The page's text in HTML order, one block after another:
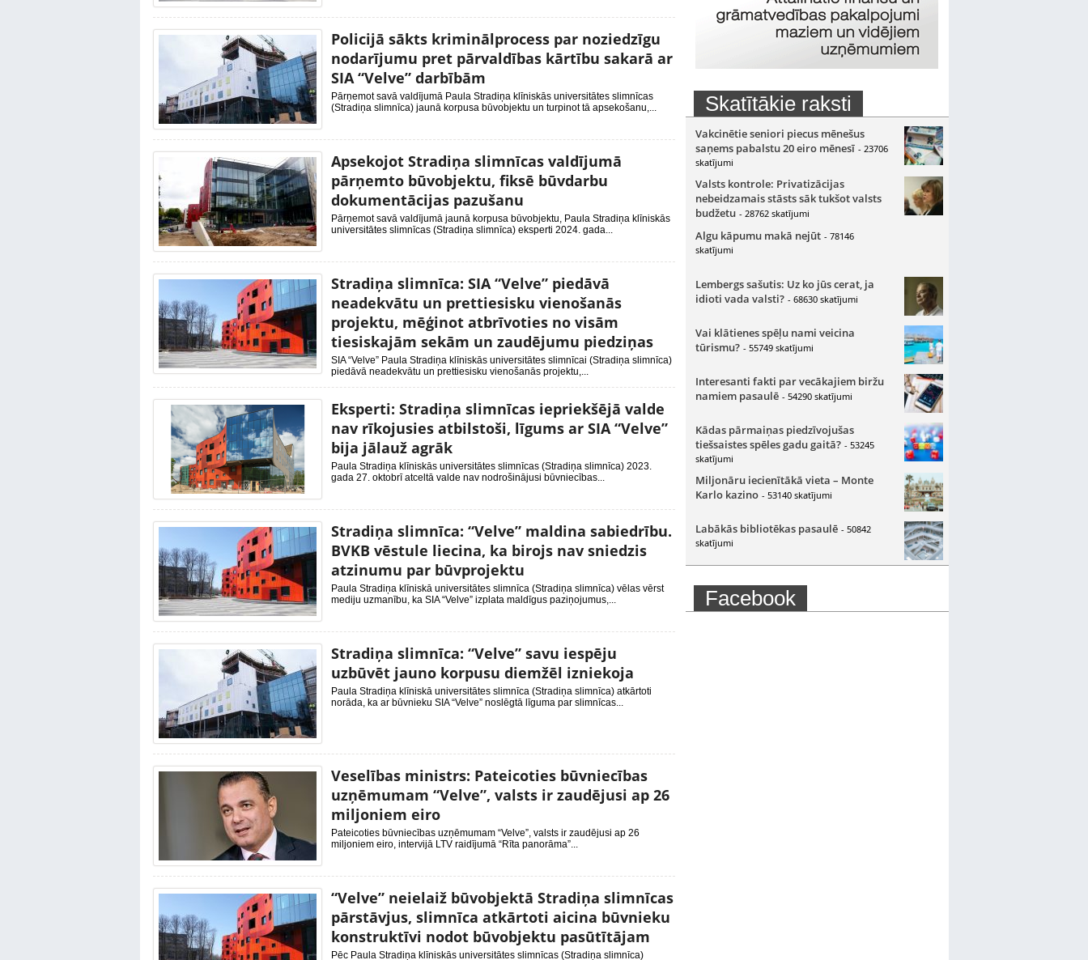
Policijā sākts kriminālprocess par noziedzīgu
nodarījumu pret pārvaldības kārtību sakarā ar
SIA “Velve” darbībām
Pārņemot savā valdījumā Paula Stradiņa klīniskās universitātes slimnīcas
(Stradiņa slimnīca) jaunā korpusa būvobjektu un turpinot tā apsekošanu,...
Apsekojot Stradiņa slimnīcas valdījumā
pārņemto būvobjektu, fiksē būvdarbu
dokumentācijas pazušanu
Pārņemot savā valdījumā jaunā korpusa būvobjektu, Paula Stradiņa klīniskās
universitātes slimnīcas (Stradiņa slimnīca) eksperti 2024. gada...
Stradiņa slimnīca: SIA “Velve” piedāvā
neadekvātu un prettiesisku vienošanās
projektu, mēģinot atbrīvoties no visām
tiesiskajām sekām un zaudējumu piedziņas
SIA “Velve” Paula Stradiņa klīniskās universitātes slimnīcai (Stradiņa slimnīca)
piedāvā neadekvātu un prettiesisku vienošanās projektu,...
Eksperti: Stradiņa slimnīcas iepriekšējā valde
nav rīkojusies atbilstoši, līgums ar SIA “Velve”
bija jālauž agrāk
Paula Stradiņa klīniskās universitātes slimnīcas (Stradiņa slimnīca) 2023.
gada 27. oktobrī atceltā valde nav nodrošinājusi būvniecības...
Stradiņa slimnīca: “Velve” maldina sabiedrību.
BVKB vēstule liecina, ka birojs nav sniedzis
atzinumu par būvprojektu
Paula Stradiņa klīniskā universitātes slimnīca (Stradiņa slimnīca) vēlas vērst
mediju uzmanību, ka SIA “Velve” izplata maldīgus paziņojumus,...
Stradiņa slimnīca: “Velve” savu iespēju
uzbūvēt jauno korpusu diemžēl izniekoja
Paula Stradiņa klīniskā universitātes slimnīca (Stradiņa slimnīca) atkārtoti
norāda, ka ar būvnieku SIA “Velve” noslēgtā līguma par slimnīcas...
Veselības ministrs: Pateicoties būvniecības
uzņēmumam “Velve”, valsts ir zaudējusi ap 26
miljoniem eiro
Pateicoties būvniecības uzņēmumam “Velve”, valsts ir zaudējusi ap 26
miljoniem eiro, intervijā LTV raidījumā “Rīta panorāma”...
“Velve” neielaiž būvobjektā Stradiņa slimnīcas
pārstāvjus, slimnīca atkārtoti aicina būvnieku
konstruktīvi nodot būvobjektu pasūtītājam
Pēc Paula Stradiņa klīniskās universitātes slimnīcas (Stradiņa slimnīca)
Skatītākie raksti
Vakcinētie seniori piecus mēnešus
saņems pabalstu 20 eiro mēnesī - 23706
skatījumi
Valsts kontrole: Privatizācijas
nebeidzamais stāsts sāk tukšot valsts
budžetu - 28762 skatījumi
Algu kāpumu makā nejūt - 78146
skatījumi
Lembergs sašutis: Uz ko jūs cerat, ja
idioti vada valsti? - 68630 skatījumi
Vai klātienes spēļu nami veicina
tūrismu? - 55749 skatījumi
Interesanti fakti par vecākajiem biržu
namiem pasaulē - 54290 skatījumi
Kādas pārmaiņas piedzīvojušas
tiešsaistes spēles gadu gaitā? - 53245
skatījumi
Miljonāru iecienītākā vieta – Monte
Karlo kazino - 53140 skatījumi
Labākās bibliotēkas pasaulē - 50842
skatījumi
Facebook